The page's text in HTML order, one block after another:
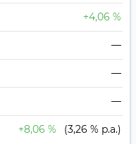
+4,06 %
—
—
—
+8,06 % (3,26 % p.a.)